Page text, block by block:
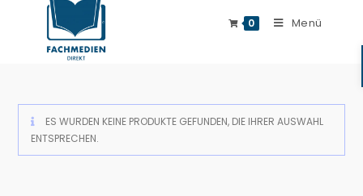
0 Menü
ES WURDEN KEINE PRODUKTE GEFUNDEN, DIE IHRER AUSWAHL
ENTSPRECHEN.